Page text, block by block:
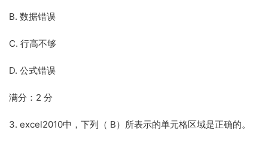
B. 数据错误
C. 行高不够
D. 公式错误
满分：2 分
3. excel2010中，下列（ B）所表示的单元格区域是正确的。